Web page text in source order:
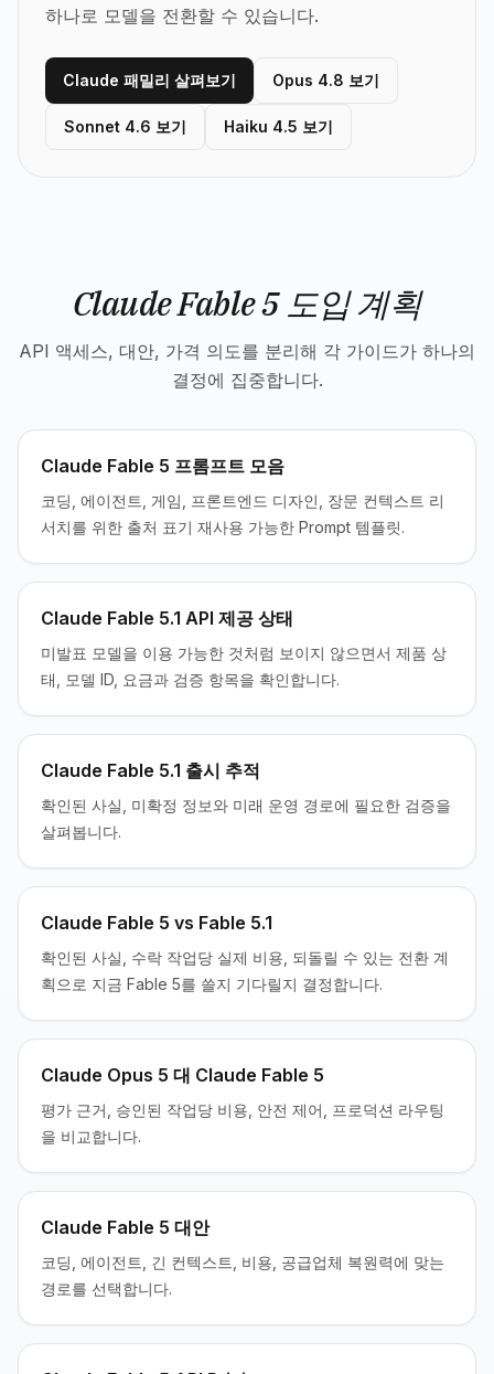
하나로 모델을 전환할 수 있습니다.
Claude 패밀리 살펴보기 Opus 4.8 보기
Sonnet 4.6 보기 Haiku 4.5 보기
Claude Fable 5 도입 계획
API 액세스, 대안, 가격 의도를 분리해 각 가이드가 하나의
결정에 집중합니다.
Claude Fable 5 프롬프트 모음
코딩, 에이전트, 게임, 프론트엔드 디자인, 장문 컨텍스트 리
서치를 위한 출처 표기 재사용 가능한 Prompt 템플릿.
Claude Fable 5.1 API 제공 상태
미발표 모델을 이용 가능한 것처럼 보이지 않으면서 제품 상
태, 모델 ID, 요금과 검증 항목을 확인합니다.
Claude Fable 5.1 출시 추적
확인된 사실, 미확정 정보와 미래 운영 경로에 필요한 검증을
살펴봅니다.
Claude Fable 5 vs Fable 5.1
확인된 사실, 수락 작업당 실제 비용, 되돌릴 수 있는 전환 계
획으로 지금 Fable 5를 쓸지 기다릴지 결정합니다.
Claude Opus 5 대 Claude Fable 5
평가 근거, 승인된 작업당 비용, 안전 제어, 프로덕션 라우팅
을 비교합니다.
Claude Fable 5 대안
코딩, 에이전트, 긴 컨텍스트, 비용, 공급업체 복원력에 맞는
경로를 선택합니다.